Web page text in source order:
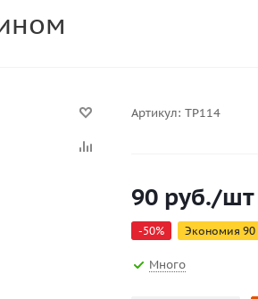
Артикул: ТР114
90 руб./шт
-50% Экономия 90
Много